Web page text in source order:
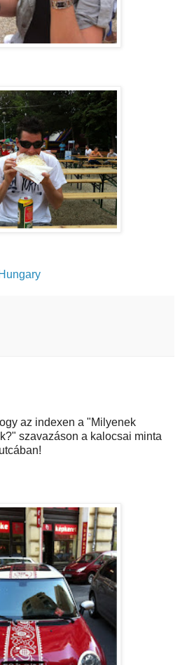
az indexen a "Milyenek
szavazáson a kalocsai minta